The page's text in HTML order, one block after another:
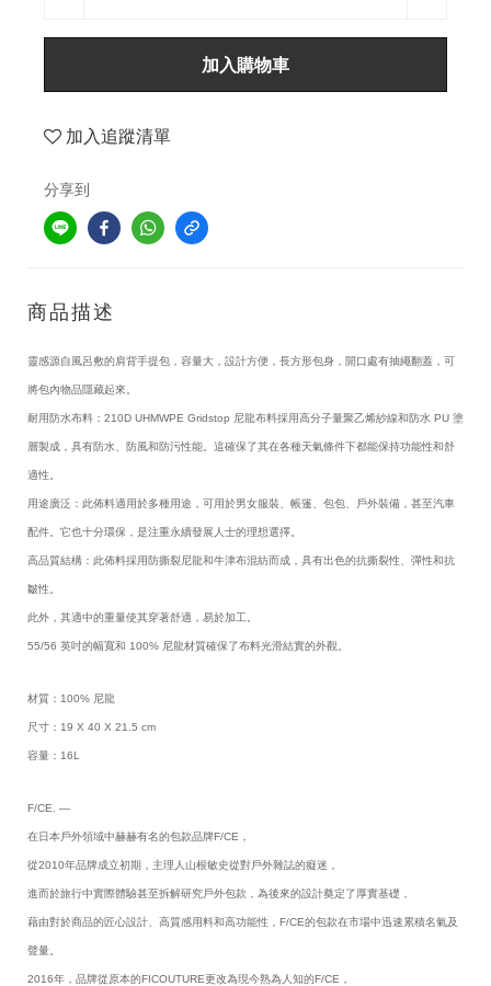
加入購物車
加入追蹤清單
分享到
商品描述
靈感源自風呂敷的肩背手提包，容量大，設計方便，長方形包身，開口處有抽繩翻蓋，可
將包內物品隱藏起來。
耐用防水布料：210D UHMWPE Gridstop 尼龍布料採用高分子量聚乙烯紗線和防水 PU 塗
層製成，具有防水、防風和防污性能。這確保了其在各種天氣條件下都能保持功能性和舒
適性。
用途廣泛：此佈料適用於多種用途，可用於男女服裝、帳篷、包包、戶外裝備，甚至汽車
配件。它也十分環保，是注重永續發展人士的理想選擇。
高品質結構：此佈料採用防撕裂尼龍和牛津布混紡而成，具有出色的抗撕裂性、彈性和抗
皺性。
此外，其適中的重量使其穿著舒適，易於加工。
55/56 英吋的幅寬和 100% 尼龍材質確保了布料光滑結實的外觀。
材質：100% 尼龍
尺寸：19 X 40 X 21.5 cm
容量：16L
F/CE. —
在日本戶外領域中赫赫有名的包款品牌F/CE，
從2010年品牌成立初期，主理人山根敏史從對戶外雜誌的癡迷，
進而於旅行中實際體驗甚至拆解研究戶外包款，為後來的設計奠定了厚實基礎，
藉由對於商品的匠心設計、高質感用料和高功能性，F/CE的包款在市場中迅速累積名氣及
聲量。
2016年，品牌從原本的FICOUTURE更改為現今熟為人知的F/CE，